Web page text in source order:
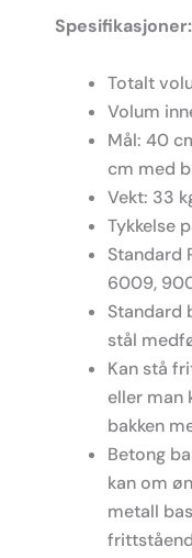
Spesifikasjoner:
Totalt
Volum
Mål: 40
cm med
Vekt: 33
Tykkelse
Standard
6009,
Standard
stål
Kan stå
eller man
bakken
Betong
kan om
metall